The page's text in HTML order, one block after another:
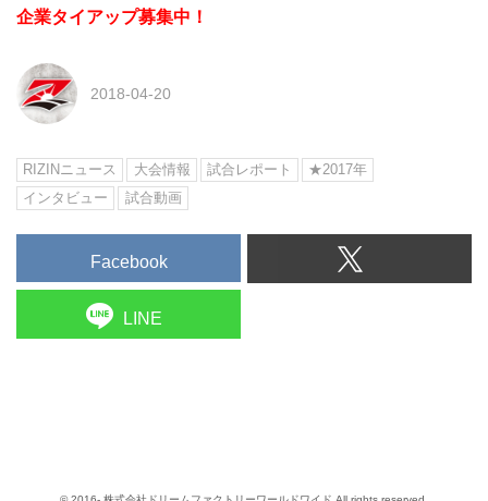
企業タイアップ募集中！
2018-04-20
RIZINニュース 大会情報 試合レポート
★2017年
インタビュー
試合動画
Facebook
LINE